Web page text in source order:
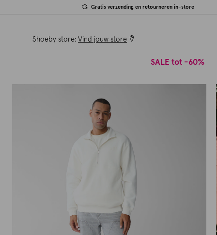
Gratis verzending en retourneren in-store
Shoeby store: Vind jouw store
SALE tot -60%